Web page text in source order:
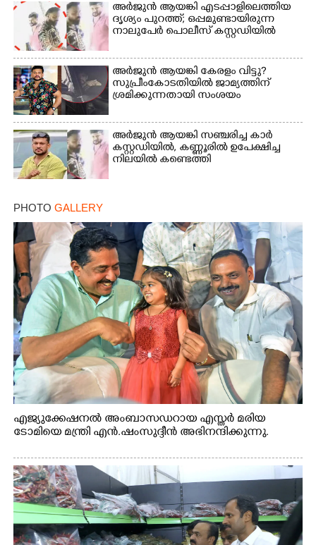
അർജുൻ ആയങ്കി എടപ്പാളിലെത്തിയ
ദൃശ്യം പുറത്ത്; ഒപ്പമുണ്ടായിരുന്ന
നാലുപേർ പൊലീസ് കസ്റ്റഡിയിൽ
അർജുൻ ആയങ്കി കേരളം വിട്ടു?
സുപ്രീംകോടതിയിൽ ജാമ്യത്തിന്
ശ്രമിക്കുന്നതായി സംശയം
അർജുൻ ആയങ്കി സഞ്ചരിച്ച കാർ
കസ്റ്റഡിയിൽ,​ കണ്ണൂരിൽ ഉപേക്ഷിച്ച
നിലയിൽ കണ്ടെത്തി
PHOTO GALLERY
എജ്യുക്കേഷനൽ അംബാസഡറായ എസ്തർ മരിയ
ടോമിയെ മന്ത്രി എൻ.ഷംസുദ്ദീൻ അഭിനന്ദിക്കുന്നു.